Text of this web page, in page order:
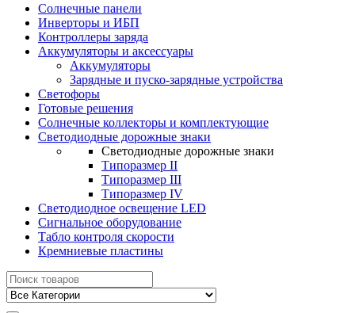
Солнечные панели
Инверторы и ИБП
Контроллеры заряда
Аккумуляторы и аксессуары
Аккумуляторы
Зарядные и пуско-зарядные устройства
Светофоры
Готовые решения
Солнечные коллекторы и комплектующие
Светодиодные дорожные знаки
Светодиодные дорожные знаки
Типоразмер II
Типоразмер III
Типоразмер IV
Светодиодное освещение LED
Сигнальное оборудование
Табло контроля скорости
Кремниевые пластины
Найти: